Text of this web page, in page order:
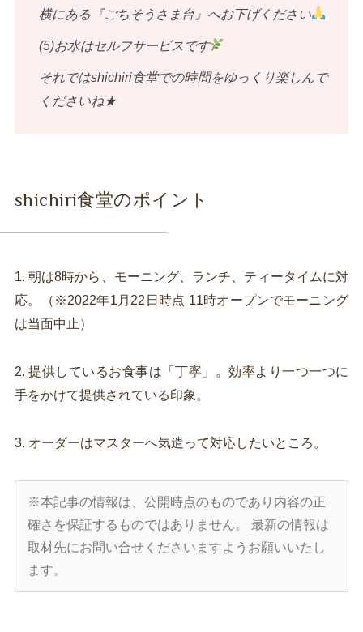
横にある『ごちそうさま台』へお下げください
(5)お水はセルフサービスです
それではshichiri食堂での時間をゆっくり楽しんで
くださいね★
shichiri食堂のポイント
1. 朝は8時から、モーニング、ランチ、ティータイムに対
応。（※2022年1月22日時点 11時オープンでモーニング
は当面中止）
2. 提供しているお食事は「丁寧」。効率より一つ一つに
手をかけて提供されている印象。
3. オーダーはマスターへ気遣って対応したいところ。
※本記事の情報は、公開時点のものであり内容の正
確さを保証するものではありません。
最新の情報は
取材先にお問い合せくださいますようお願いいたし
ます。